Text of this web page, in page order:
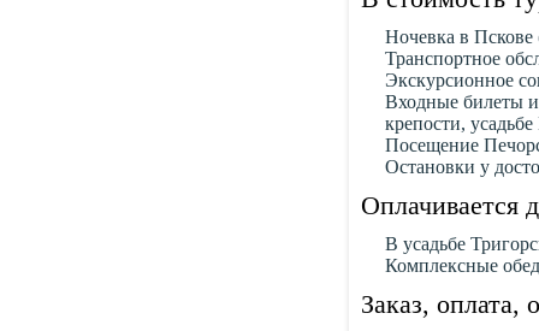
Ночевка в Пскове
Транспортное
Экскурсионное
Входные билеты
крепости,
Посещение
Остановки у
Оплачивается
В усадьбе
Комплексные
Заказ, оплата,